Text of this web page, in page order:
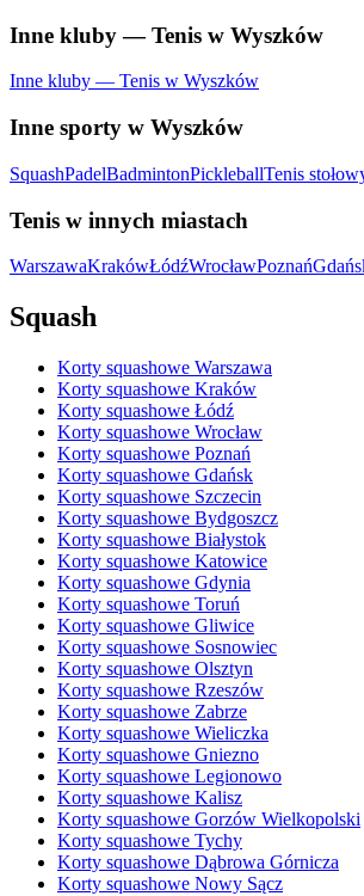
Inne kluby — Tenis w Wyszków
Inne kluby — Tenis w Wyszków
Inne sporty w Wyszków
SquashPadelBadmintonPickleballTenis
Tenis w innych miastach
WarszawaKrakówŁódźWrocławPoznań
Squash
Korty squashowe Warszawa
Korty squashowe Kraków
Korty squashowe Łódź
Korty squashowe Wrocław
Korty squashowe Poznań
Korty squashowe Gdańsk
Korty squashowe Szczecin
Korty squashowe Bydgoszcz
Korty squashowe Białystok
Korty squashowe Katowice
Korty squashowe Gdynia
Korty squashowe Toruń
Korty squashowe Gliwice
Korty squashowe Sosnowiec
Korty squashowe Olsztyn
Korty squashowe Rzeszów
Korty squashowe Zabrze
Korty squashowe Wieliczka
Korty squashowe Gniezno
Korty squashowe Legionowo
Korty squashowe Kalisz
Korty squashowe Gorzów Wielkopolski
Korty squashowe Tychy
Korty squashowe Dąbrowa Górnicza
Korty squashowe Nowy Sącz